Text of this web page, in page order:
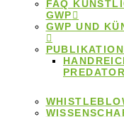
FAQ
GWP
GWP UND